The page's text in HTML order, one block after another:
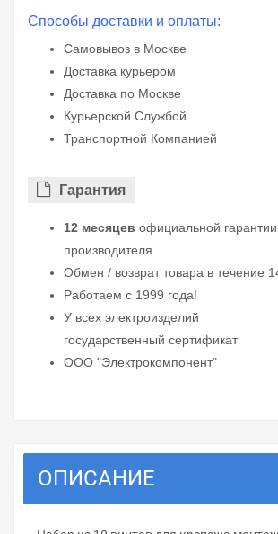
Способы доставки и оплаты:
Самовывоз в Москве
Доставка курьером
Доставка по Москве
Курьерской Службой
Транспортной Компанией
Гарантия
12 месяцев официальной
производителя
Обмен / возврат товара в течение
Работаем с 1999 года!
У всех электроизделий
государственный сертификат
ООО "Электрокомпонент"
ОПИСАНИЕ